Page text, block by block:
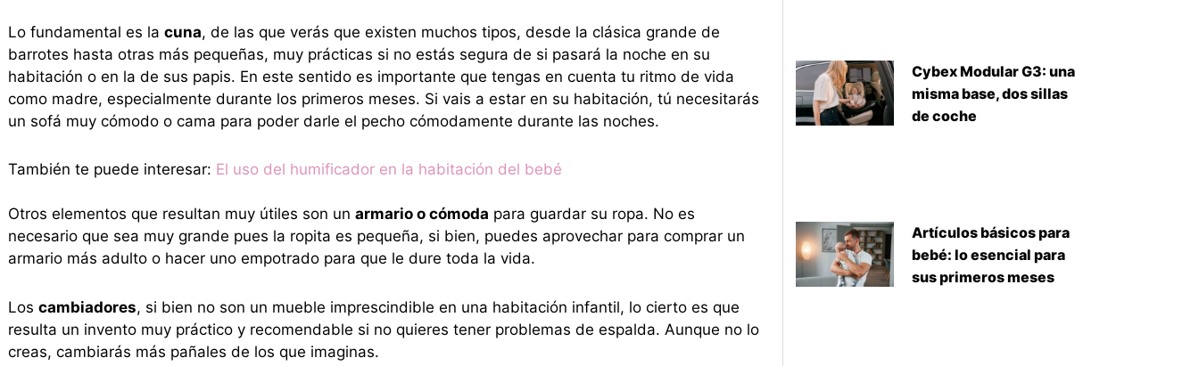
Lo fundamental es la cuna, de las que verás que existen muchos tipos, desde la clásica grande de
barrotes hasta otras más pequeñas, muy prácticas si no estás segura de si pasará la noche en su
habitación o en la de sus papis. En este sentido es importante que tengas en cuenta tu ritmo de vida
como madre, especialmente durante los primeros meses. Si vais a estar en su habitación, tú necesitarás
un sofá muy cómodo o cama para poder darle el pecho cómodamente durante las noches.
También te puede interesar: El uso del humificador en la habitación del bebé
Otros elementos que resultan muy útiles son un armario o cómoda para guardar su ropa. No es
necesario que sea muy grande pues la ropita es pequeña, si bien, puedes aprovechar para comprar un
armario más adulto o hacer uno empotrado para que le dure toda la vida.
Los cambiadores, si bien no son un mueble imprescindible en una habitación infantil, lo cierto es que
resulta un invento muy práctico y recomendable si no quieres tener problemas de espalda. Aunque no lo
creas, cambiarás más pañales de los que imaginas.
Cybex Modular G3: una
misma base, dos sillas
de coche
Artículos básicos para
bebé: lo esencial para
sus primeros meses